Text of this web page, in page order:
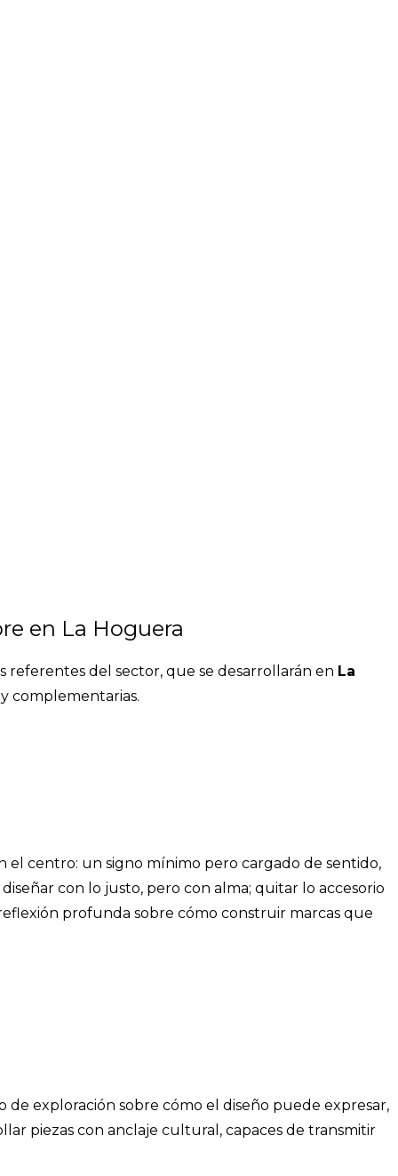
en La Hoguera
referentes del sector, que se desarrollarán en La
complementarias.
el centro: un signo mínimo pero cargado de sentido,
diseñar con lo justo, pero con alma; quitar lo accesorio
profunda sobre cómo construir marcas que
de exploración sobre cómo el diseño puede expresar,
piezas con anclaje cultural, capaces de transmitir